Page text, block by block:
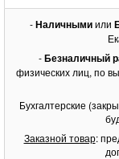
-Наличнымиили
-Безналичный
физических лиц, по
Бухгалтерские
Заказной товар: